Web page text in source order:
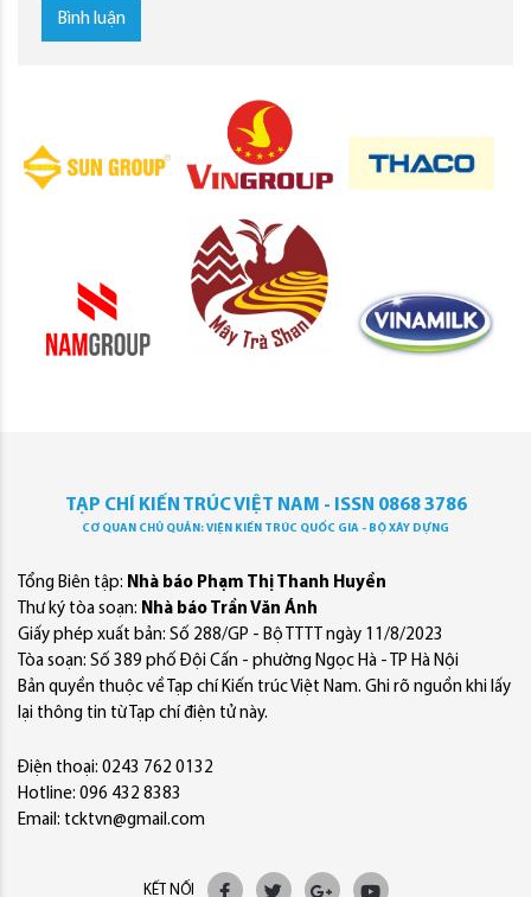
Bình luận
TẠP CHÍ KIẾN TRÚC VIỆT NAM - ISSN 0868 3786
CƠ QUAN CHỦ QUẢN: VIỆN KIẾN TRÚC QUỐC GIA - BỘ XÂY DỰNG
Tổng Biên tập: Nhà báo Phạm Thị Thanh Huyền
Thư ký tòa soạn: Nhà báo Trần Văn Ánh
Giấy phép xuất bản: Số 288/GP - Bộ TTTT ngày 11/8/2023
Tòa soạn: Số 389 phố Đội Cấn - phường Ngọc Hà - TP Hà Nội
Bản quyền thuộc về Tạp chí Kiến trúc Việt Nam. Ghi rõ nguồn khi lấy
lại thông tin từ Tạp chí điện tử này.
Điện thoại: 0243 762 0132
Hotline: 096 432 8383
Email: tcktvn@gmail.com
KẾT NỐI